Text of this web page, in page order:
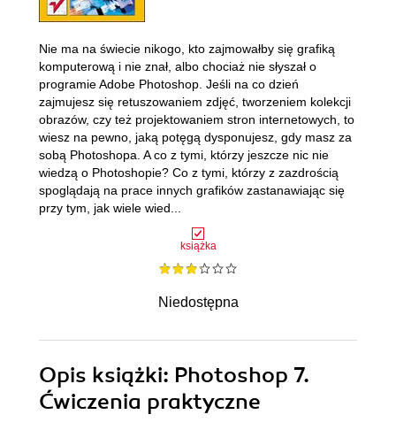
książka
Niedostępna
Nie ma na świecie nikogo, kto zajmowałby się grafiką
komputerową i nie znał, albo chociaż nie słyszał o
programie Adobe Photoshop. Jeśli na co dzień
zajmujesz się retuszowaniem zdjęć, tworzeniem kolekcji
obrazów, czy też projektowaniem stron internetowych, to
wiesz na pewno, jaką potęgą dysponujesz, gdy masz za
sobą Photoshopa. A co z tymi, którzy jeszcze nic nie
wiedzą o Photoshopie? Co z tymi, którzy z zazdrością
spoglądają na prace innych grafików zastanawiając się
przy tym, jak wiele wied...
Opis książki: Photoshop 7.
Ćwiczenia praktyczne